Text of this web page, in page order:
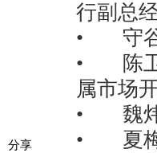
分享
行副总
• 守谷
• 陈卫
属市场
• 魏炜
• 夏梅